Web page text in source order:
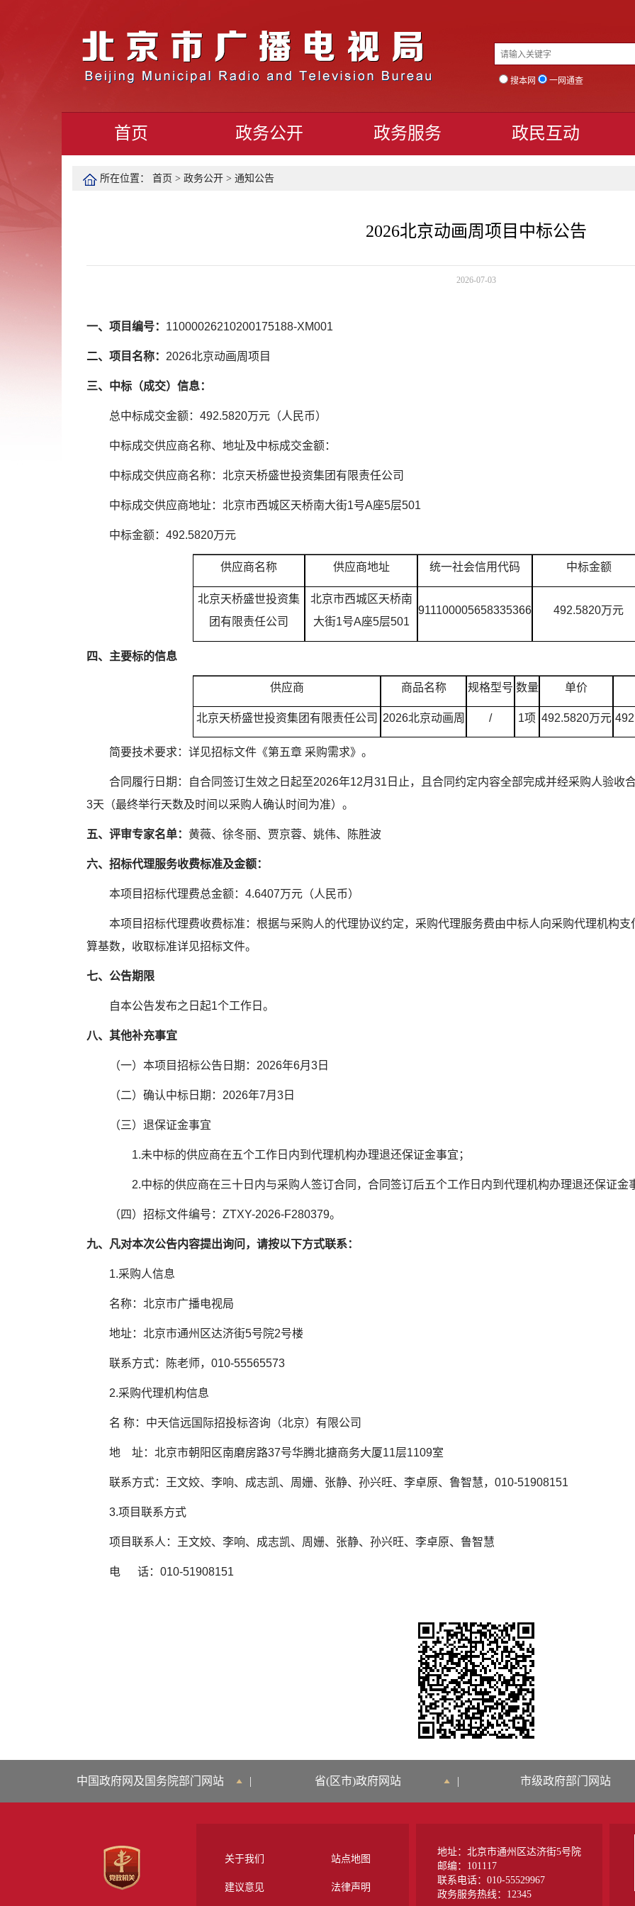
搜本网 一网通查
首页 政务公开 政务服务 政民互动
所在位置： 首页 > 政务公开 > 通知公告
2026北京动画周项目中标公告
2026-07-03
一、 项目编号： 11000026210200175188-XM001
二、 项目名称： 2026北京动画周项目
三、中标（成交）信息：
总中标成交金额：492.5820万元（人民币）
中标成交供应商名称、地址及中标成交金额：
中标成交供应商名称：北京天桥盛世投资集团有限责任公司
中标成交供应商地址：北京市西城区天桥南大街1号A座5层501
中标金额：492.5820万元
供应商名称 供应商地址 统一社会信用代码 中标金额
北京天桥盛世投资集
团有限责任公司
北京市西城区天桥南
大街1号A座5层501
911100005658335366 492.5820万元
四、主要标的信息
供应商 商品名称 规格型号 数量 单价
北京天桥盛世投资集团有限责任公司 2026北京动画周 / 1项 492.5820万元
简要技术要求：详见招标文件《第五章 采购需求》。
合同履行日期：自合同签订生效之日起至2026年12月31日止，且合同约定内容全部完成并经采购人验收
3天（最终举行天数及时间以采购人确认时间为准）。
五、评审专家名单： 黄薇、徐冬丽、贾京蓉、姚伟、陈胜波
六、招标代理服务收费标准及金额：
本项目招标代理费总金额：4.6407万元（人民币）
本项目招标代理费收费标准：根据与采购人的代理协议约定，采购代理服务费由中标人向采购代理机构支
算基数，收取标准详见招标文件。
七、公告期限
自本公告发布之日起1个工作日。
八、其他补充事宜
（一）本项目招标公告日期：2026年6月3日
（二）确认中标日期：2026年7月3日
（三）退保证金事宜
1.未中标的供应商在五个工作日内到代理机构办理退还保证金事宜；
2.中标的供应商在三十日内与采购人签订合同，合同签订后五个工作日内到代理机构办理退还保证金
（四）招标文件编号：ZTXY-2026-F280379。
九、凡对本次公告内容提出询问，请按以下方式联系：
1.采购人信息
名称：北京市广播电视局
地址：北京市通州区达济街5号院2号楼
联系方式：陈老师，010-55565573
2.采购代理机构信息
名 称：中天信远国际招投标咨询（北京）有限公司
地 址：北京市朝阳区南磨房路37号华腾北搪商务大厦11层1109室
联系方式：王文姣、李响、成志凯、周姗、张静、孙兴旺、李卓原、鲁智慧，010-51908151
3.项目联系方式
项目联系人：王文姣、李响、成志凯、周姗、张静、孙兴旺、李卓原、鲁智慧
电 话：010-51908151
中国政府网及国务院部门网站 | 省(区市)政府网站 | 市级政府部门网站
关于我们 站点地图
建议意见 法律声明
地址：北京市通州区达济街5号院
邮编：101117
联系电话：010-55529967
政务服务热线：12345